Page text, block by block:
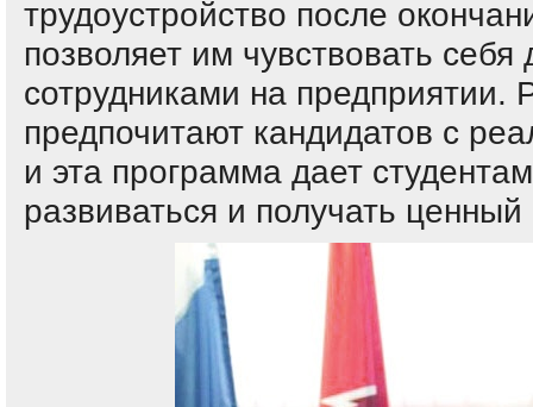
трудоустройство после
позволяет им чувствовать
сотрудниками на предприятии.
предпочитают кандидатов с
и эта программа дает
развиваться и получать ценный